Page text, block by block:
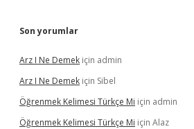
Son yorumlar
Arz I Ne Demek için admin
Arz I Ne Demek için Sibel
Öğrenmek Kelimesi Türkçe Mi için admin
Öğrenmek Kelimesi Türkçe Mi için Alaz